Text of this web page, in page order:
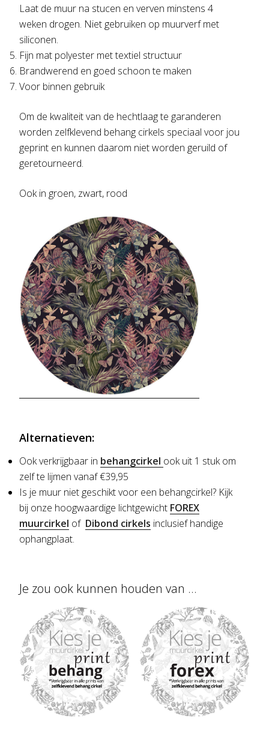
Laat de muur na stucen en verven minstens 4
weken drogen. Niet gebruiken op muurverf met
siliconen.
Fijn mat polyester met textiel structuur
Brandwerend en goed schoon te maken
Voor binnen gebruik
Om de kwaliteit van de hechtlaag te garanderen
worden zelfklevend behang cirkels speciaal voor jou
geprint en kunnen daarom niet worden geruild of
geretourneerd.
Ook in groen, zwart, rood
Alternatieven:
Ook verkrijgbaar in behangcirkel ook uit 1 stuk om
zelf te lijmen vanaf €39,95
Is je muur niet geschikt voor een behangcirkel? Kijk
bij onze hoogwaardige lichtgewicht FOREX
muurcirkel of Dibond cirkels inclusief handige
ophangplaat.
Je zou ook kunnen houden van …